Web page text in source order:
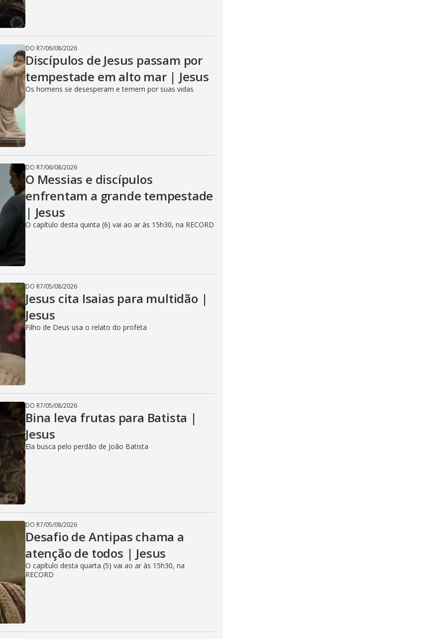
DO R7/06/08/2026
Discípulos de Jesus passam por
tempestade em alto mar | Jesus
Os homens se desesperam e temem por suas vidas
DO R7/06/08/2026
O Messias e discípulos
enfrentam a grande tempestade
| Jesus
O capítulo desta quinta (6) vai ao ar às 15h30, na RECORD
DO R7/05/08/2026
Jesus cita Isaias para multidão |
Jesus
Filho de Deus usa o relato do profeta
DO R7/05/08/2026
Bina leva frutas para Batista |
Jesus
Ela busca pelo perdão de João Batista
DO R7/05/08/2026
Desafio de Antipas chama a
atenção de todos | Jesus
O capítulo desta quarta (5) vai ao ar às 15h30, na
RECORD